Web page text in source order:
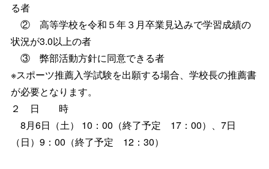
る者
② 高等学校を令和５年３月卒業見込みで学習成績の
状況が3.0以上の者
③ 弊部活動方針に同意できる者
※スポーツ推薦入学試験を出願する場合、学校長の推薦書
が必要となります。
２ 日 時
8月6日（土） 10：00（終了予定 17：00）、7日
（日）9：00（終了予定 12：30）